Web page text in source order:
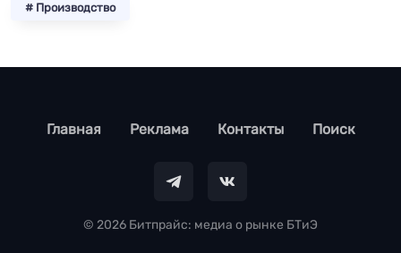
# Производство
footer
Главная Реклама Контакты Поиск
© 2026 Битпрайс: медиа о рынке БТиЭ